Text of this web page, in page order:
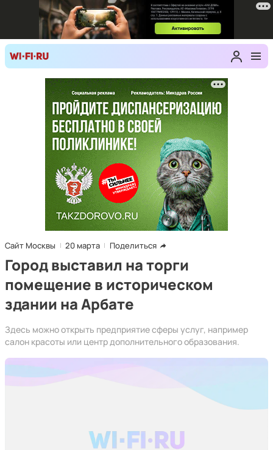
Сайт Москвы 20 марта Поделиться
Город выставил на торги
помещение в историческом
здании на Арбате
Здесь можно открыть предприятие сферы услуг, например
салон красоты или центр дополнительного образования.